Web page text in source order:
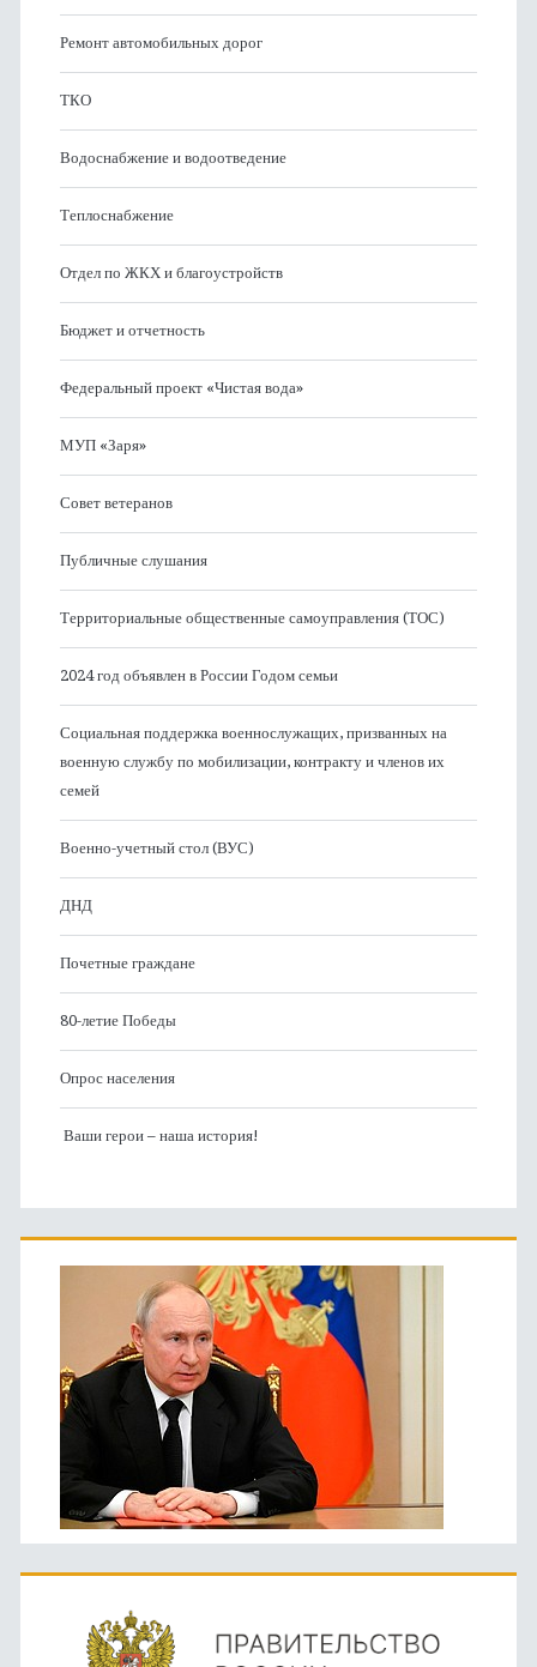
Ремонт автомобильных дорог
ТКО
Водоснабжение и водоотведение
Теплоснабжение
Отдел по ЖКХ и благоустройств
Бюджет и отчетность
Федеральный проект «Чистая вода»
МУП «Заря»
Совет ветеранов
Публичные слушания
Территориальные общественные самоуправления (ТОС)
2024 год объявлен в России Годом семьи
Социальная поддержка военнослужащих, призванных на
военную службу по мобилизации, контракту и членов их
семей
Военно-учетный стол (ВУС)
ДНД
Почетные граждане
80-летие Победы
Опрос населения
Ваши герои – наша история!